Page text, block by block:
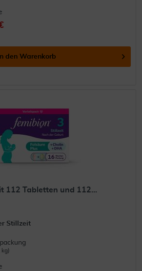
In den Warenkorb
112 Tabletten und 112...
Stillzeit
kg)